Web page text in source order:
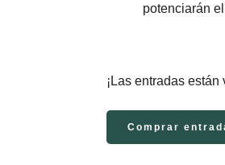
potenciarán
¡Las entradas
Comprar